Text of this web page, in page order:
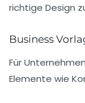
richtige Design
Business
Für
Elemente wie